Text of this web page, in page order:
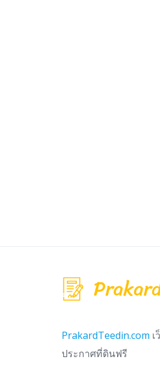
PrakardTeedin.com
ประกาศที่ดินฟรี